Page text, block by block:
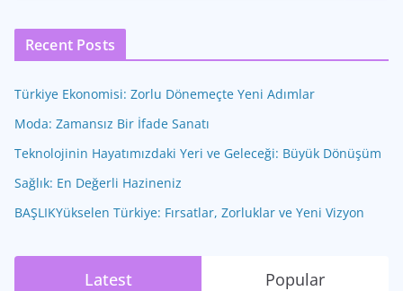
Recent Posts
Türkiye Ekonomisi: Zorlu Dönemeçte Yeni Adımlar
Moda: Zamansız Bir İfade Sanatı
Teknolojinin Hayatımızdaki Yeri ve Geleceği: Büyük Dönüşüm
Sağlık: En Değerli Hazineniz
BAŞLIKYükselen Türkiye: Fırsatlar, Zorluklar ve Yeni Vizyon
Latest Popular